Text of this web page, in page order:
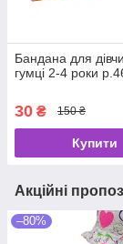
Бандана для
гумці 2-4 роки
30 ₴ 150 ₴
Купити
Акційні
–80%